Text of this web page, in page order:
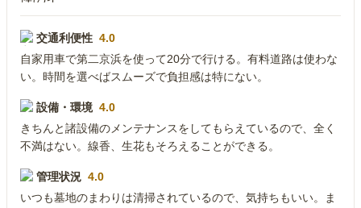
交通利便性 4.0
自家用車で第二京浜を使って20分で行ける。有料道路は使わな
い。時間を選べばスムーズで負担感は特にない。
設備・環境 4.0
きちんと諸設備のメンテナンスをしてもらえているので、全く
不満はない。線香、生花もそろえることができる。
管理状況 4.0
いつも墓地のまわりは清掃されているので、気持ちもいい。ま